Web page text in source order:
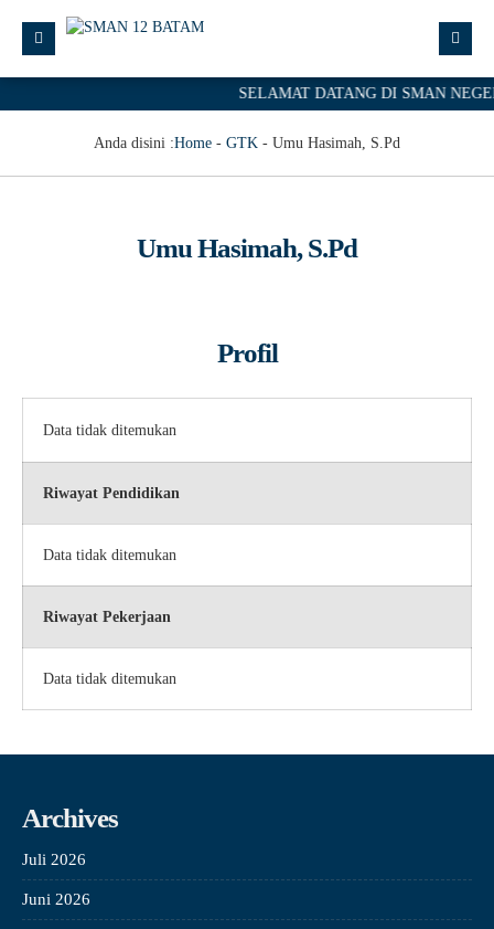
SELAMAT DATANG DI SMAN
Anda disini :Home - GTK - Umu Hasimah, S.Pd
Umu Hasimah, S.Pd
Profil
Data tidak ditemukan
Riwayat Pendidikan
Data tidak ditemukan
Riwayat Pekerjaan
Data tidak ditemukan
Archives
Juli 2026
Juni 2026